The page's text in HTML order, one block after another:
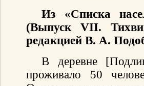
Из «Списка
(Выпуск VII.
редакцией В. А.
В деревне
проживало 50